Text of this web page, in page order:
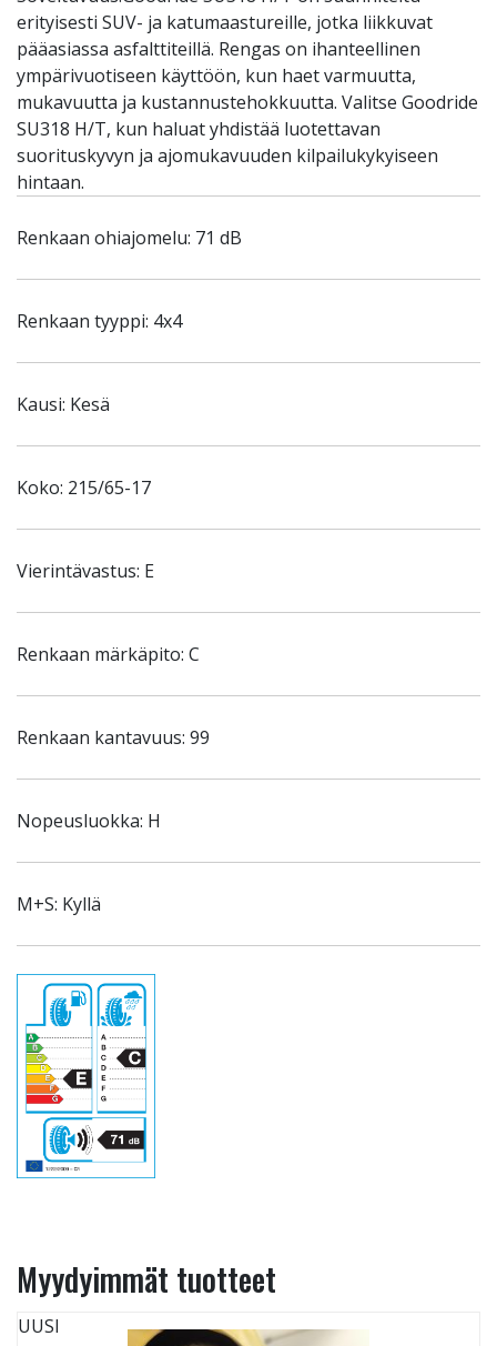
erityisesti SUV- ja katumaastureille, jotka liikkuvat
pääasiassa asfalttiteillä. Rengas on ihanteellinen
ympärivuotiseen käyttöön, kun haet varmuutta,
mukavuutta ja kustannustehokkuutta. Valitse Goodride
SU318 H/T, kun haluat yhdistää luotettavan
suorituskyvyn ja ajomukavuuden kilpailukykyiseen
hintaan.
Renkaan ohiajomelu: 71 dB
Renkaan tyyppi: 4x4
Kausi: Kesä
Koko: 215/65-17
Vierintävastus: E
Renkaan märkäpito: C
Renkaan kantavuus: 99
Nopeusluokka: H
M+S: Kyllä
Myydyimmät tuotteet
UUSI